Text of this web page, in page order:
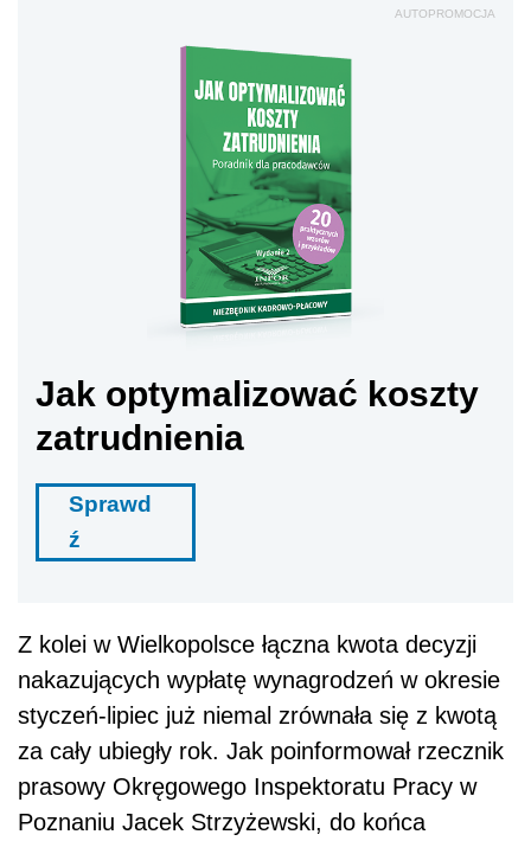
AUTOPROMOCJA
Jak optymalizować koszty
zatrudnienia
Sprawd
ź
Z kolei w Wielkopolsce łączna kwota decyzji
nakazujących wypłatę wynagrodzeń w okresie
styczeń-lipiec już niemal zrównała się z kwotą
za cały ubiegły rok. Jak poinformował rzecznik
prasowy Okręgowego Inspektoratu Pracy w
Poznaniu Jacek Strzyżewski, do końca